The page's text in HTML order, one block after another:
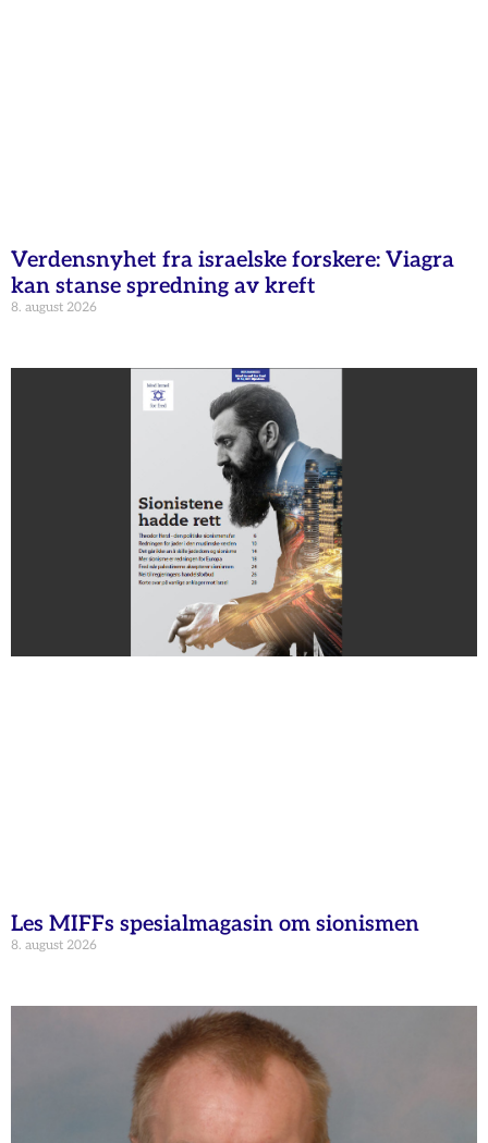
Verdensnyhet fra israelske forskere: Viagra
kan stanse spredning av kreft
8. august 2026
Les MIFFs spesialmagasin om sionismen
8. august 2026